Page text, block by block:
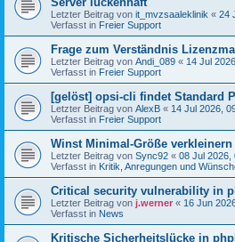
Letzter Beitrag von it_mvzsaaleklinik « 24
Verfasst in Freier Support
Frage zum Verständnis
Letzter Beitrag von Andi_089 « 14 Jul
Verfasst in Freier Support
[gelöst] opsi-cli findet Standard
Letzter Beitrag von AlexB « 14 Jul 2026,
Verfasst in Freier Support
Winst Minimal-Größe verkleinern
Letzter Beitrag von Sync92 « 08 Jul 2026,
Verfasst in Kritik, Anregungen und
Critical security vulnerability in
Letzter Beitrag von j.werner « 16 Jun
Verfasst in News
Kritische Sicherheitslücke in